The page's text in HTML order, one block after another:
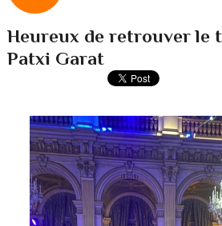
Heureux de retrouver le
Patxi Garat